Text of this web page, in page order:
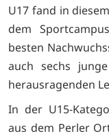
U17 fand in
dem
besten
auch sechs
herausragenden
In der U15-
aus dem Perler